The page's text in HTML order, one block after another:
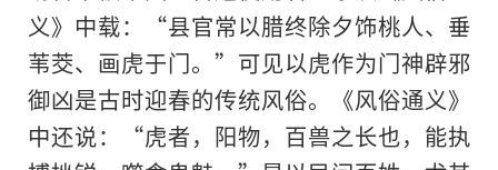
义》中载：“县官常以腊终除夕饰桃人、垂
苇茭、画虎于门。”可见以虎作为门神辟邪
御凶是古时迎春的传统风俗。《风俗通义》
中还说：“虎者，阳物，百兽之长也，能执